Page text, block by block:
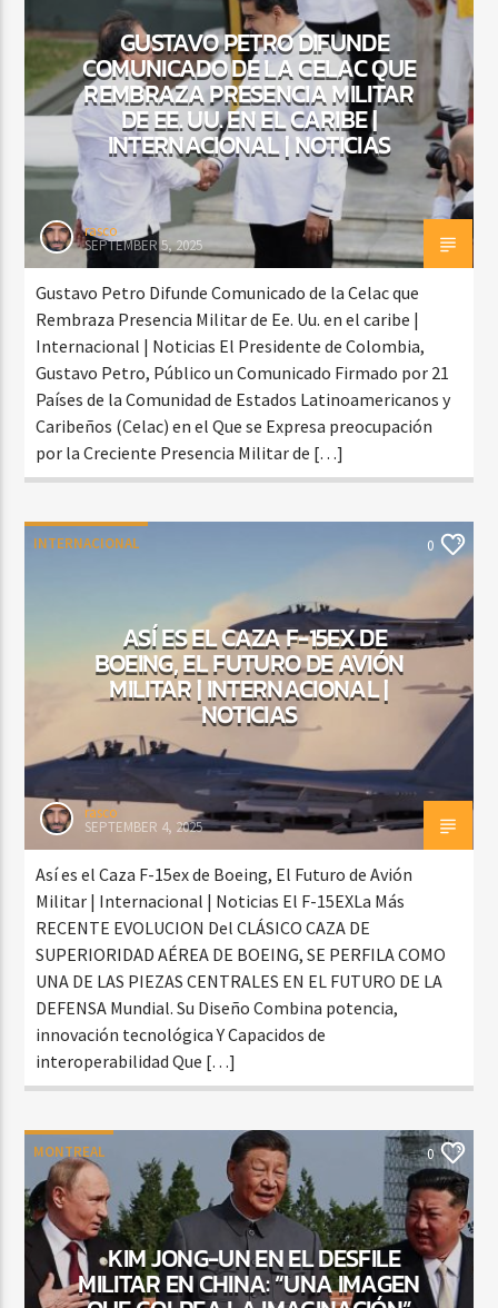
GUSTAVO PETRO DIFUNDE
COMUNICADO DE LA CELAC QUE
REMBRAZA PRESENCIA MILITAR
DE EE. UU. EN EL CARIBE |
INTERNACIONAL | NOTICIAS
rasco
SEPTEMBER 5, 2025
Gustavo Petro Difunde Comunicado de la Celac que
Rembraza Presencia Militar de Ee. Uu. en el caribe |
Internacional | Noticias El Presidente de Colombia,
Gustavo Petro, Público un Comunicado Firmado por 21
Países de la Comunidad de Estados Latinoamericanos y
Caribeños (Celac) en el Que se Expresa preocupación
por la Creciente Presencia Militar de […]
INTERNACIONAL 0
ASÍ ES EL CAZA F-15EX DE
BOEING, EL FUTURO DE AVIÓN
MILITAR | INTERNACIONAL |
NOTICIAS
rasco
SEPTEMBER 4, 2025
Así es el Caza F-15ex de Boeing, El Futuro de Avión
Militar | Internacional | Noticias El F-15EXLa Más
RECENTE EVOLUCION Del CLÁSICO CAZA DE
SUPERIORIDAD AÉREA DE BOEING, SE PERFILA COMO
UNA DE LAS PIEZAS CENTRALES EN EL FUTURO DE LA
DEFENSA Mundial. Su Diseño Combina potencia,
innovación tecnológica Y Capacidos de
interoperabilidad Que […]
MONTREAL 0
KIM JONG-UN EN EL DESFILE
MILITAR EN CHINA: “UNA IMAGEN